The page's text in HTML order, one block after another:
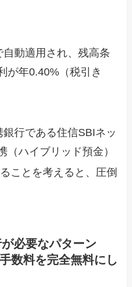
動適用され、残高条
が年0.40%（税引き
行である住信SBIネッ
（ハイブリッド預金）
ことを考えると、圧倒
必要なパターン
数料を完全無料にし